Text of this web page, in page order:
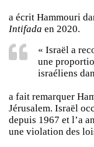
a écrit Hammouri
Intifada en 2020.
« Israël a
une
israéliens
a fait remarquer
Jérusalem. Israël
depuis 1967 et l’a
une violation des